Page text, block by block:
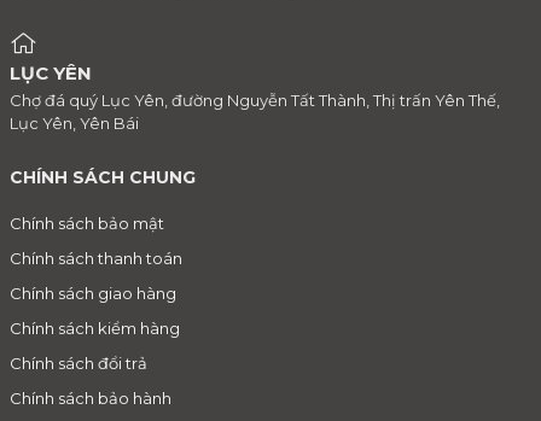
LỤC YÊN
Chợ đá quý Lục Yên, đường Nguyễn Tất Thành, Thị trấn Yên Thế,
Lục Yên, Yên Bái
CHÍNH SÁCH CHUNG
Chính sách bảo mật
Chính sách thanh toán
Chính sách giao hàng
Chính sách kiểm hàng
Chính sách đổi trả
Chính sách bảo hành